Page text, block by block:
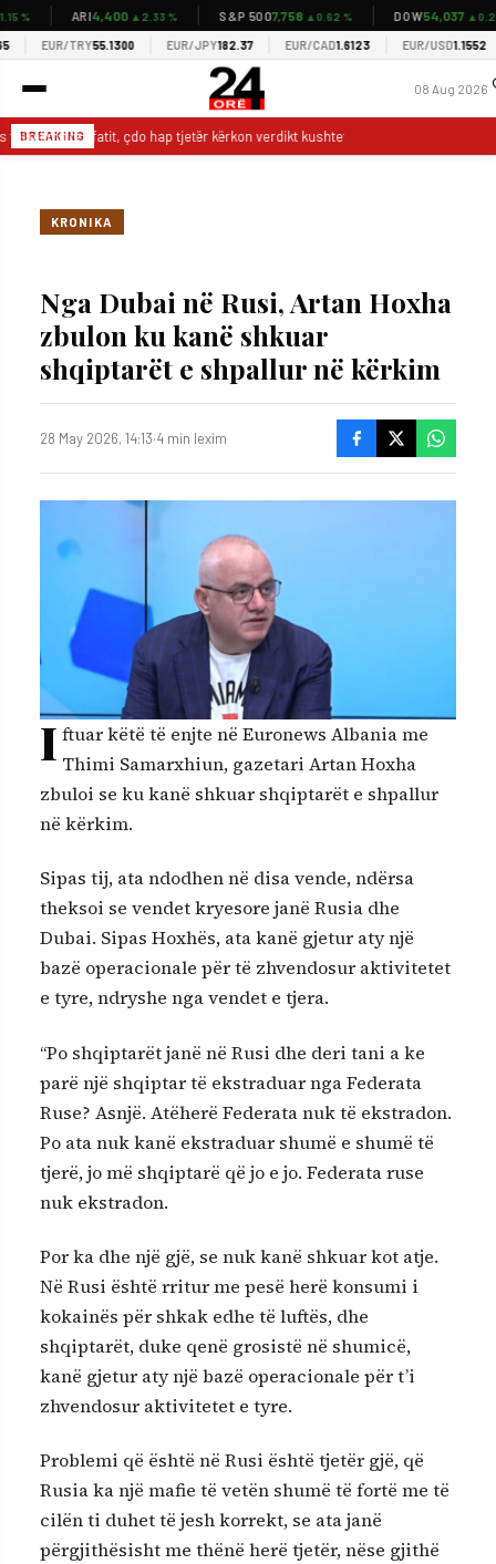
% ARI4,400▲2.33 % S&P 5007,758▲0.62 % DOW54,037▲0.28 %
EUR/TRY55.1300 EUR/JPY182.37 EUR/CAD1.6123 EUR/USD1.1552
08 Aug 2026
BREAKING
tejkalimit të afatit, çdo hap tjetër kërkon verdikt kushtetues
KRONIKA
Nga Dubai në Rusi, Artan Hoxha
zbulon ku kanë shkuar
shqiptarët e shpallur në kërkim
28 May 2026, 14:13·4 min lexim
I ftuar këtë të enjte në Euronews Albania me
Thimi Samarxhiun, gazetari Artan Hoxha
zbuloi se ku kanë shkuar shqiptarët e shpallur
në kërkim.
Sipas tij, ata ndodhen në disa vende, ndërsa
theksoi se vendet kryesore janë Rusia dhe
Dubai. Sipas Hoxhës, ata kanë gjetur aty një
bazë operacionale për të zhvendosur aktivitetet
e tyre, ndryshe nga vendet e tjera.
“Po shqiptarët janë në Rusi dhe deri tani a ke
parë një shqiptar të ekstraduar nga Federata
Ruse? Asnjë. Atëherë Federata nuk të ekstradon.
Po ata nuk kanë ekstraduar shumë e shumë të
tjerë, jo më shqiptarë që jo e jo. Federata ruse
nuk ekstradon.
Por ka dhe një gjë, se nuk kanë shkuar kot atje.
Në Rusi është rritur me pesë herë konsumi i
kokainës për shkak edhe të luftës, dhe
shqiptarët, duke qenë grosistë në shumicë,
kanë gjetur aty një bazë operacionale për t’i
zhvendosur aktivitetet e tyre.
Problemi që është në Rusi është tjetër gjë, që
Rusia ka një mafie të vetën shumë të fortë me të
cilën ti duhet të jesh korrekt, se ata janë
përgjithësisht me thënë herë tjetër, nëse gjithë